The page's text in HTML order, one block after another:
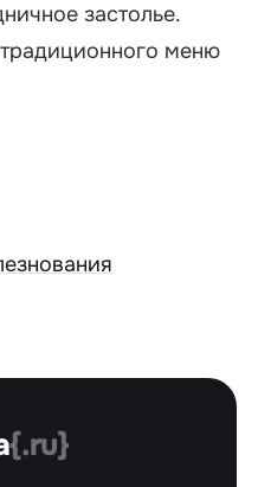
застолье.
меню
{.ru}